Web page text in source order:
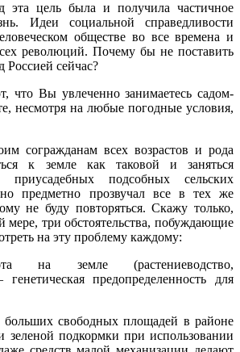
эта цель была и получила частичное
Идеи социальной справедливости
обществе во все времена и
революций. Почему бы не поставить
Россией сейчас?
что Вы увлеченно занимаетесь садом-
несмотря на любые погодные условия,
согражданам всех возрастов и рода
к земле как таковой и заняться
приусадебных подсобных сельских
предметно прозвучал все в тех же
не буду повторяться. Скажу только,
мере, три обстоятельства, побуждающие
на эту проблему каждому:
на земле (растениеводство,
предопределенность для
свободных площадей в районе
зеленой подкормки при использовании